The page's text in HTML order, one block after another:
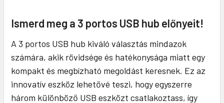
Ismerd meg a 3 portos USB hub előnyeit!
A 3 portos USB hub kiváló választás mindazok
számára, akik rövidsége és hatékonysága miatt egy
kompakt és megbízható megoldást keresnek. Ez az
innovatív eszköz lehetővé teszi, hogy egyszerre
három különböző USB eszközt csatlakoztass, így